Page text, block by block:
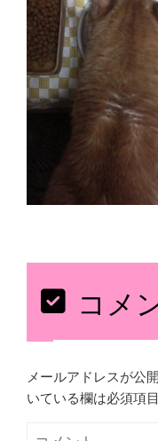
コメ
メールアドレスが公
いている欄は必須項